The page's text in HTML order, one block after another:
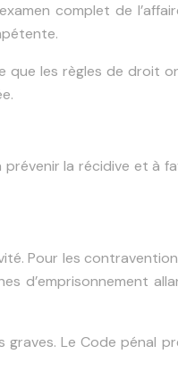
complet de
que les règles de droit
la récidive et à
Pour les
d’emprisonnement
Le Code pénal